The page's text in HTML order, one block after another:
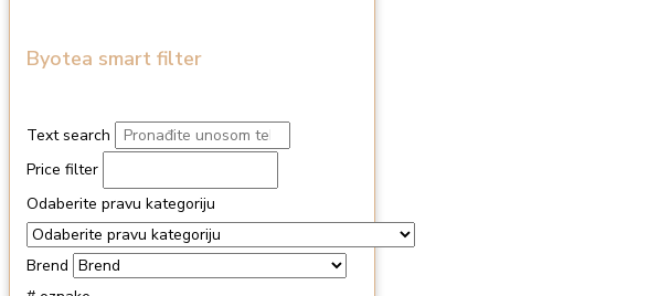
Byotea smart filter
Text search
Price filter
Odaberite pravu kategoriju
Brend